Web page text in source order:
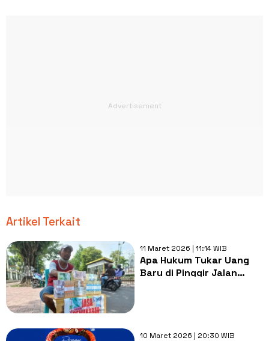
Artikel Terkait
11 Maret 2026 | 11:14 WIB
Apa Hukum Tukar Uang
Baru di Pinggir Jalan
10 Maret 2026 | 20:30 WIB